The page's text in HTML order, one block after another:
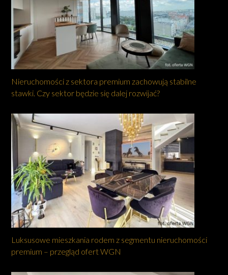
Nieruchomości z sektora premium zachowują stabilne
stawki. Czy sektor będzie się dalej rozwijać?
Luksusowe mieszkania rodem z segmentu nieruchomości
premium – przegląd ofert WGN